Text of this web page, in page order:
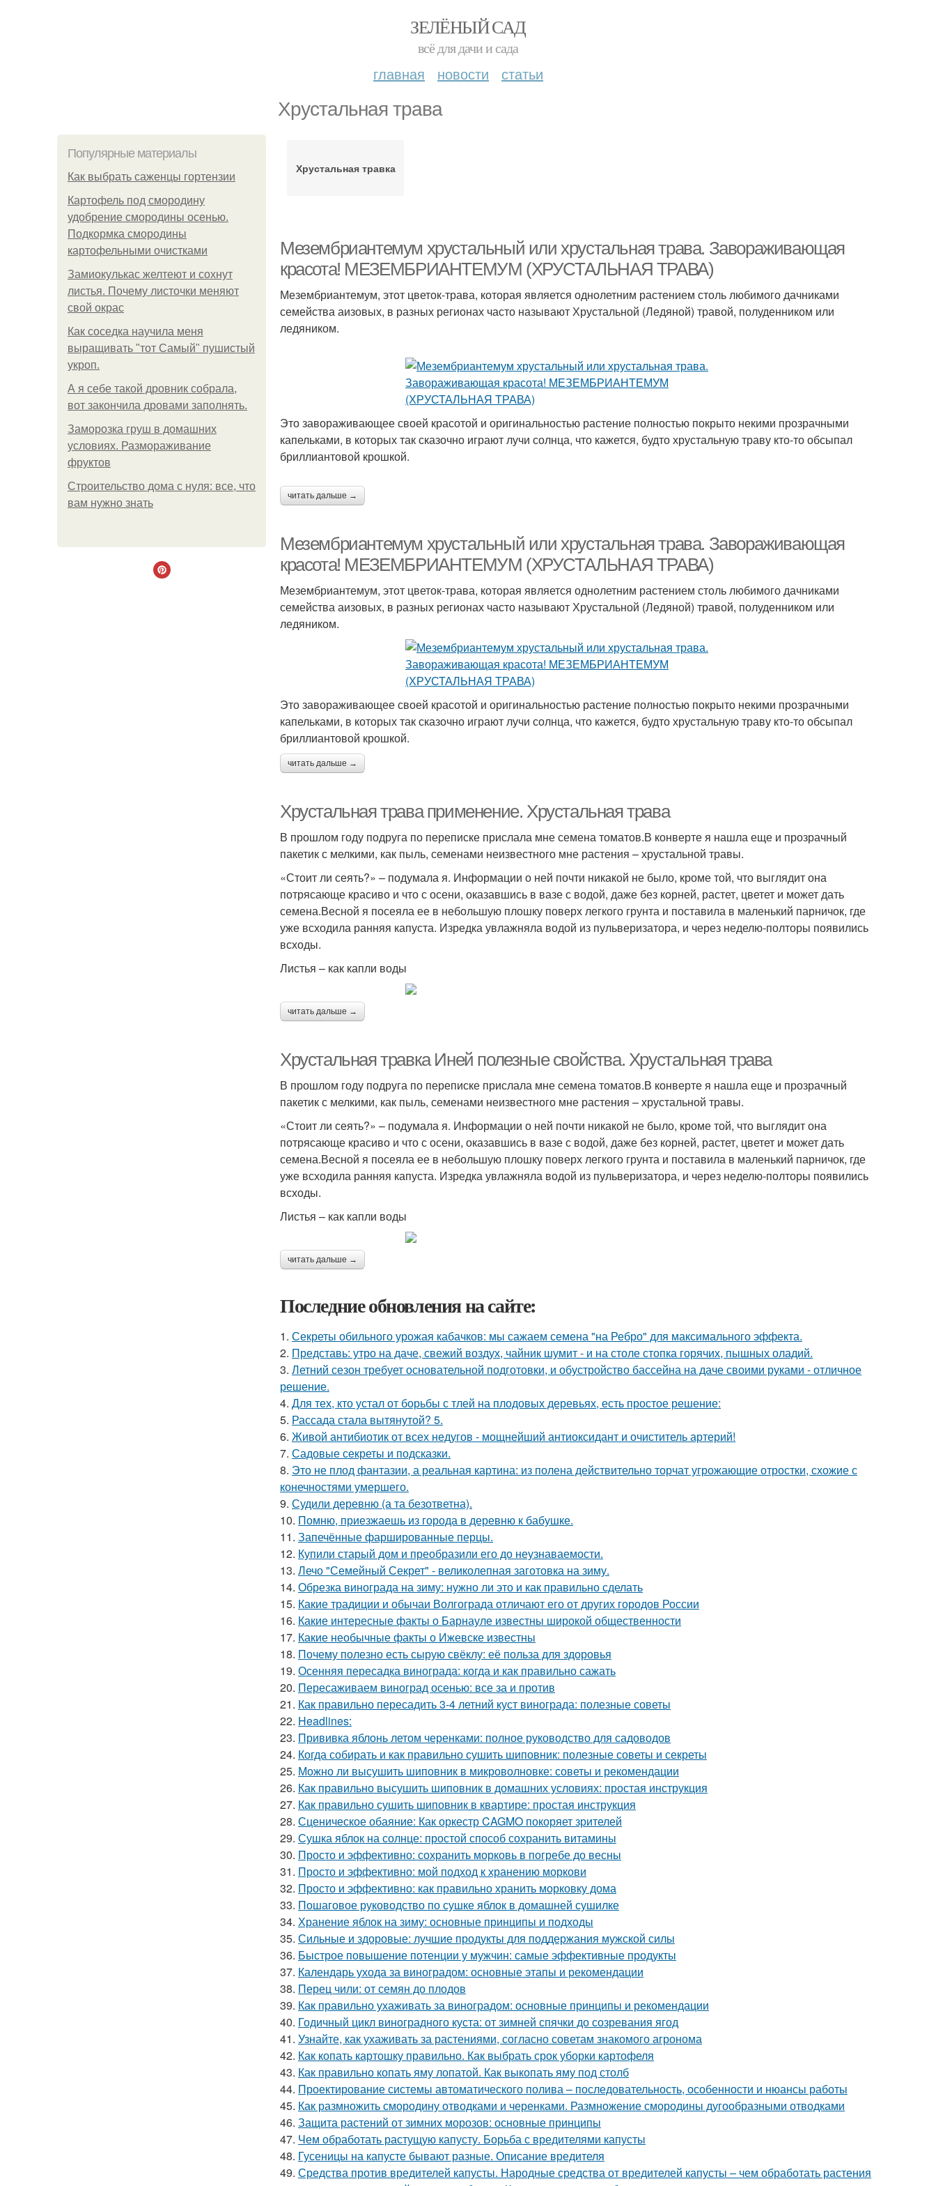
ЗЕЛЁНЫЙ САД
всё для дачи и сада
главная новости статьи
Хрустальная трава
Популярные материалы
Как выбрать саженцы гортензии
Картофель под смородину
удобрение смородины осенью.
Подкормка смородины
картофельными очистками
Замиокулькас желтеют и сохнут
листья. Почему листочки меняют
свой окрас
Как соседка научила меня
выращивать "тот Самый" пушистый
укроп.
А я себе такой дровник собрала,
вот закончила дровами заполнять.
Заморозка груш в домашних
условиях. Размораживание
фруктов
Строительство дома с нуля: все, что
вам нужно знать
Хрустальная травка
Мезембриантемум хрустальный или хрустальная трава. Завораживающая
красота! МЕЗЕМБРИАНТЕМУМ (ХРУСТАЛЬНАЯ ТРАВА)
Мезембриантемум, этот цветок-трава, которая является однолетним растением столь любимого дачниками
семейства аизовых, в разных регионах часто называют Хрустальной (Ледяной) травой, полуденником или
ледяником.
Это завораживающее своей красотой и оригинальностью растение полностью покрыто некими прозрачными
капельками, в которых так сказочно играют лучи солнца, что кажется, будто хрустальную траву кто-то обсыпал
бриллиантовой крошкой.
читать дальше →
Мезембриантемум хрустальный или хрустальная трава. Завораживающая
красота! МЕЗЕМБРИАНТЕМУМ (ХРУСТАЛЬНАЯ ТРАВА)
Мезембриантемум, этот цветок-трава, которая является однолетним растением столь любимого дачниками
семейства аизовых, в разных регионах часто называют Хрустальной (Ледяной) травой, полуденником или
ледяником.
Это завораживающее своей красотой и оригинальностью растение полностью покрыто некими прозрачными
капельками, в которых так сказочно играют лучи солнца, что кажется, будто хрустальную траву кто-то обсыпал
бриллиантовой крошкой.
читать дальше →
Хрустальная трава применение. Хрустальная трава
В прошлом году подруга по переписке прислала мне семена томатов.В конверте я нашла еще и прозрачный
пакетик с мелкими, как пыль, семенами неизвестного мне растения – хрустальной травы.
«Стоит ли сеять?» – подумала я. Информации о ней почти никакой не было, кроме той, что выглядит она
потрясающе красиво и что с осени, оказавшись в вазе с водой, даже без корней, растет, цветет и может дать
семена.Весной я посеяла ее в небольшую плошку поверх легкого грунта и поставила в маленький парничок, где
уже всходила ранняя капуста. Изредка увлажняла водой из пульверизатора, и через неделю-полторы появились
всходы.
Листья – как капли воды
читать дальше →
Хрустальная травка Иней полезные свойства. Хрустальная трава
В прошлом году подруга по переписке прислала мне семена томатов.В конверте я нашла еще и прозрачный
пакетик с мелкими, как пыль, семенами неизвестного мне растения – хрустальной травы.
«Стоит ли сеять?» – подумала я. Информации о ней почти никакой не было, кроме той, что выглядит она
потрясающе красиво и что с осени, оказавшись в вазе с водой, даже без корней, растет, цветет и может дать
семена.Весной я посеяла ее в небольшую плошку поверх легкого грунта и поставила в маленький парничок, где
уже всходила ранняя капуста. Изредка увлажняла водой из пульверизатора, и через неделю-полторы появились
всходы.
Листья – как капли воды
читать дальше →
Последние обновления на сайте:
1. Секреты обильного урожая кабачков: мы сажаем семена "на Ребро" для максимального эффекта.
2. Представь: утро на даче, свежий воздух, чайник шумит - и на столе стопка горячих, пышных оладий.
3. Летний сезон требует основательной подготовки, и обустройство бассейна на даче своими руками - отличное
решение.
4. Для тех, кто устал от борьбы с тлей на плодовых деревьях, есть простое решение:
5. Рассада стала вытянутой? 5.
6. Живой антибиотик от всех недугов - мощнейший антиоксидант и очиститель артерий!
7. Садовые секреты и подсказки.
8. Это не плод фантазии, а реальная картина: из полена действительно торчат угрожающие отростки, схожие с
конечностями умершего.
9. Судили деревню (а та безответна).
10. Помню, приезжаешь из города в деревню к бабушке.
11. Запечённые фаршированные перцы.
12. Купили старый дом и преобразили его до неузнаваемости.
13. Лечо "Семейный Секрет" - великолепная заготовка на зиму.
14. Обрезка винограда на зиму: нужно ли это и как правильно сделать
15. Какие традиции и обычаи Волгограда отличают его от других городов России
16. Какие интересные факты о Барнауле известны широкой общественности
17. Какие необычные факты о Ижевске известны
18. Почему полезно есть сырую свёклу: её польза для здоровья
19. Осенняя пересадка винограда: когда и как правильно сажать
20. Пересаживаем виноград осенью: все за и против
21. Как правильно пересадить 3-4 летний куст винограда: полезные советы
22. Headlines:
23. Прививка яблонь летом черенками: полное руководство для садоводов
24. Когда собирать и как правильно сушить шиповник: полезные советы и секреты
25. Можно ли высушить шиповник в микроволновке: советы и рекомендации
26. Как правильно высушить шиповник в домашних условиях: простая инструкция
27. Как правильно сушить шиповник в квартире: простая инструкция
28. Сценическое обаяние: Как оркестр CAGMO покоряет зрителей
29. Сушка яблок на солнце: простой способ сохранить витамины
30. Просто и эффективно: сохранить морковь в погребе до весны
31. Просто и эффективно: мой подход к хранению моркови
32. Просто и эффективно: как правильно хранить морковку дома
33. Пошаговое руководство по сушке яблок в домашней сушилке
34. Хранение яблок на зиму: основные принципы и подходы
35. Сильные и здоровые: лучшие продукты для поддержания мужской силы
36. Быстрое повышение потенции у мужчин: самые эффективные продукты
37. Календарь ухода за виноградом: основные этапы и рекомендации
38. Перец чили: от семян до плодов
39. Как правильно ухаживать за виноградом: основные принципы и рекомендации
40. Годичный цикл виноградного куста: от зимней спячки до созревания ягод
41. Узнайте, как ухаживать за растениями, согласно советам знакомого агронома
42. Как копать картошку правильно. Как выбрать срок уборки картофеля
43. Как правильно копать яму лопатой. Как выкопать яму под столб
44. Проектирование системы автоматического полива – последовательность, особенности и нюансы работы
45. Как размножить смородину отводками и черенками. Размножение смородины дугообразными отводками
46. Защита растений от зимних морозов: основные принципы
47. Чем обработать растущую капусту. Борьба с вредителями капусты
48. Гусеницы на капусте бывают разные. Описание вредителя
49. Средства против вредителей капусты. Народные средства от вредителей капусты – чем обработать растения